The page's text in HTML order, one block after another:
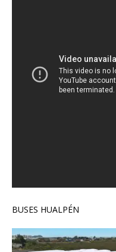
BUSES HUALPÉN